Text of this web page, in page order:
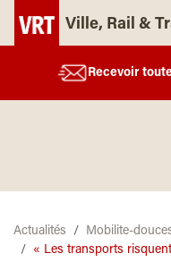
Ville, Rail &
Recevoir
Actualités
Mobilite-
« Les transports risquent